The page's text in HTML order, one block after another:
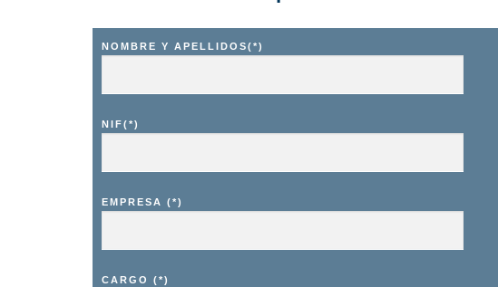
NOMBRE Y APELLIDOS(*)
NIF(*)
EMPRESA (*)
CARGO (*)